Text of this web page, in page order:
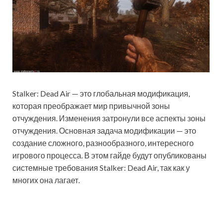
Stalker: Dead Air — это глобальная модификация,
которая преображает мир привычной зоны
отчуждения. Изменения затронули все аспекты зоны
отчуждения. Основная задача модификации — это
создание сложного, разнообразного, интересного
игрового процесса. В этом гайде будут опубликованы
системные требования Stalker: Dead Air, так как у
многих она лагает.